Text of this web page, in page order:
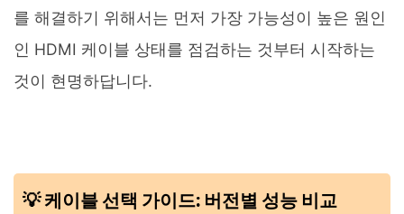
를 해결하기 위해서는 먼저 가장 가능성이 높은 원인
인 HDMI 케이블 상태를 점검하는 것부터 시작하는
것이 현명하답니다.
💡 케이블 선택 가이드: 버전별 성능 비교